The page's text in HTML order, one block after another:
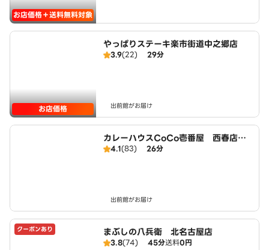
お店価格＋送料無料対象
お店価格
やっぱりステーキ楽市街道中之郷店
3.9(22) 29分
出前館がお届け
カレーハウスCoCo壱番屋 西春店（S
D）
4.1(83) 26分
出前館がお届け
クーポンあり まぶしの八兵衛 北名古屋店
3.8(74) 45分送料0円